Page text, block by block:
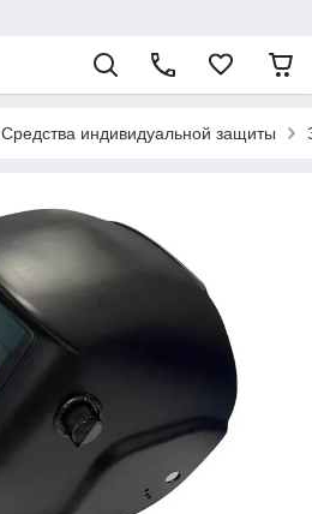
Средства индивидуальной защиты